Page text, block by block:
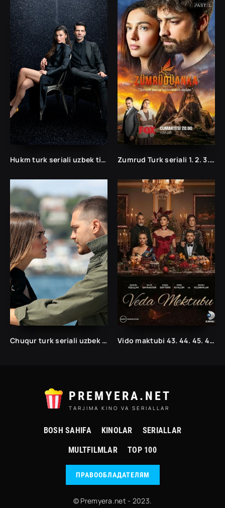
Hukm turk seriali uzbek tilida /Хукм турк сериали ўзбек тилида/ 203. 204. 205. 206. 207. 208. 209. 210. 211. 212. 213. 214. 215 barcha qismlari. Zumrud Turk seriali 1. 2. 3. 35. 36. 37. 38. 39. 40. 41. 42. 43. 44. 45. 46. 47. 48. 49. 50 Qism Uzbek tilida Barcha qismlar
Chuqur turk seriali uzbek tilida /Чукур турк сериали ўзбек тилида/ 1. 2. 3. 10. 20. 30. 40. 50. 60. 70. 80. 90. 100. 150. 200 barcha qismlar Vido maktubi 43. 44. 45. 46. 47. 48. 49. 50. 51. 5.2 .53. 54. 55. 56. 57. 58. 59. 60 Qism Uzbek tilida Turk seriali
PREMYERA.NET
TARJIMA KINO VA SERIALLAR
BOSH SAHIFA KINOLAR SERIALLAR
MULTFILMLAR TOP 100
ПРАВООБЛАДАТЕЛЯМ
© Premyera.net - 2023.